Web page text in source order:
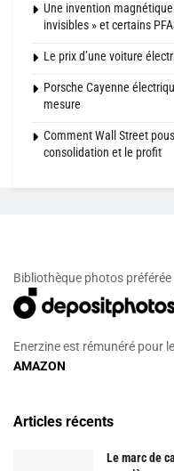
Une invention
invisibles » et certains
Le prix d’une voiture
Porsche Cayenne
mesure
Comment Wall Street
consolidation et le profit
Bibliothèque photos préférée
Enerzine est rémunéré pour
AMAZON
Articles récents
Le marc de